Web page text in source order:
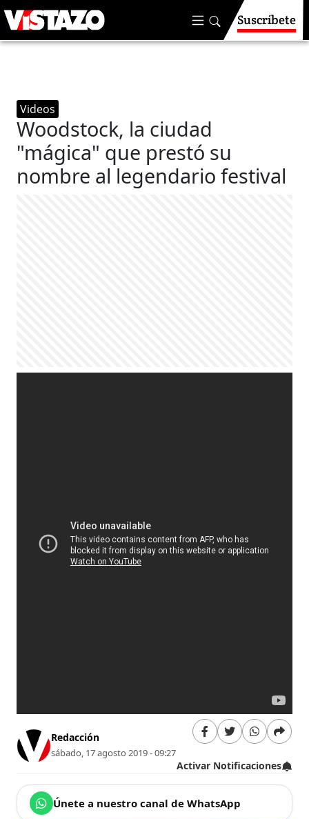
Suscríbete
Videos
Woodstock, la ciudad
"mágica" que prestó su
nombre al legendario festival
Redacción
sábado, 17 agosto 2019 - 09:27
Activar Notificaciones
Únete a nuestro canal de WhatsApp